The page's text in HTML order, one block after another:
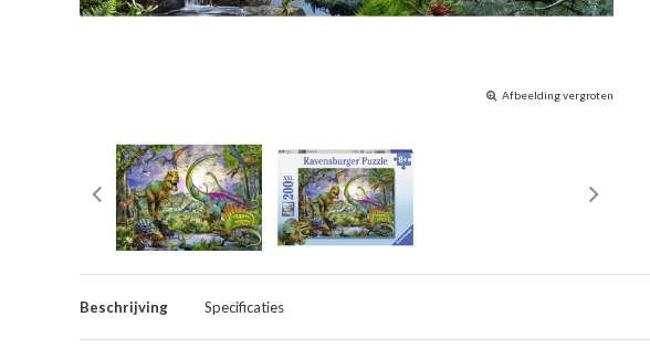
Afbeelding vergroten
Beschrijving Specificaties